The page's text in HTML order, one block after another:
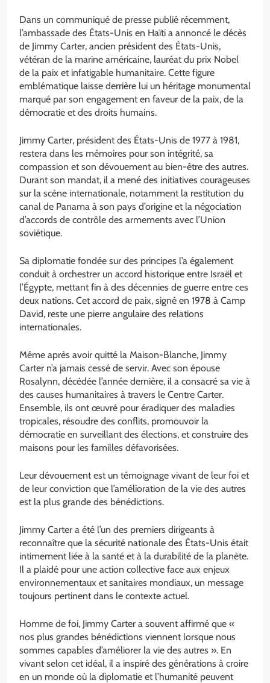
Dans un communiqué de presse publié récemment,
l’ambassade des États-Unis en Haïti a annoncé le décès
de Jimmy Carter, ancien président des États-Unis,
vétéran de la marine américaine, lauréat du prix Nobel
de la paix et infatigable humanitaire. Cette figure
emblématique laisse derrière lui un héritage monumental
marqué par son engagement en faveur de la paix, de la
démocratie et des droits humains.
Jimmy Carter, président des États-Unis de 1977 à 1981,
restera dans les mémoires pour son intégrité, sa
compassion et son dévouement au bien-être des autres.
Durant son mandat, il a mené des initiatives courageuses
sur la scène internationale, notamment la restitution du
canal de Panama à son pays d’origine et la négociation
d’accords de contrôle des armements avec l’Union
soviétique.
Sa diplomatie fondée sur des principes l’a également
conduit à orchestrer un accord historique entre Israël et
l’Égypte, mettant fin à des décennies de guerre entre ces
deux nations. Cet accord de paix, signé en 1978 à Camp
David, reste une pierre angulaire des relations
internationales.
Même après avoir quitté la Maison-Blanche, Jimmy
Carter n’a jamais cessé de servir. Avec son épouse
Rosalynn, décédée l’année dernière, il a consacré sa vie à
des causes humanitaires à travers le Centre Carter.
Ensemble, ils ont œuvré pour éradiquer des maladies
tropicales, résoudre des conflits, promouvoir la
démocratie en surveillant des élections, et construire des
maisons pour les familles défavorisées.
Leur dévouement est un témoignage vivant de leur foi et
de leur conviction que l’amélioration de la vie des autres
est la plus grande des bénédictions.
Jimmy Carter a été l’un des premiers dirigeants à
reconnaître que la sécurité nationale des États-Unis était
intimement liée à la santé et à la durabilité de la planète.
Il a plaidé pour une action collective face aux enjeux
environnementaux et sanitaires mondiaux, un message
toujours pertinent dans le contexte actuel.
Homme de foi, Jimmy Carter a souvent affirmé que «
nos plus grandes bénédictions viennent lorsque nous
sommes capables d’améliorer la vie des autres ». En
vivant selon cet idéal, il a inspiré des générations à croire
en un monde où la diplomatie et l’humanité peuvent